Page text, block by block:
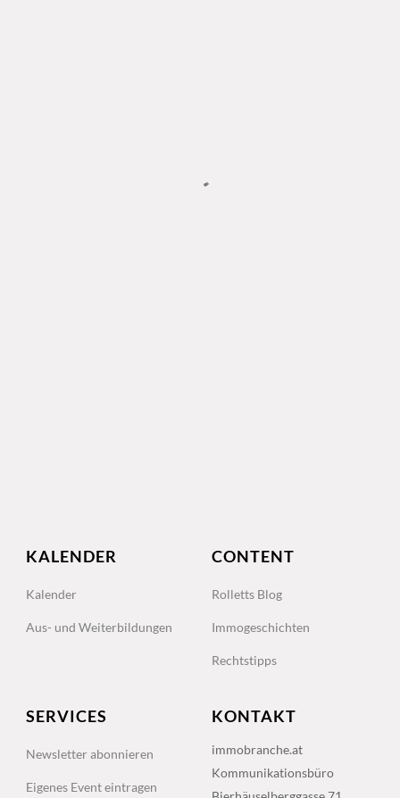
KALENDER
Kalender
Aus- und Weiterbildungen
CONTENT
Rolletts Blog
Immogeschichten
Rechtstipps
SERVICES
Newsletter abonnieren
Eigenes Event eintragen
KONTAKT
immobranche.at
Kommunikationsbüro